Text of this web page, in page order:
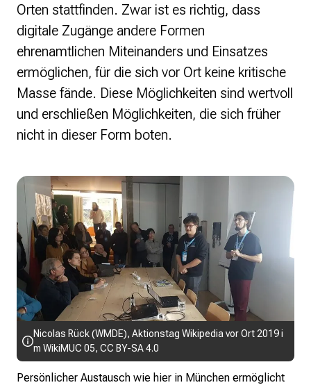
Orten stattfinden. Zwar ist es richtig, dass
digitale Zugänge andere Formen
ehrenamtlichen Miteinanders und Einsatzes
ermöglichen, für die sich vor Ort keine kritische
Masse fände. Diese Möglichkeiten sind wertvoll
und erschließen Möglichkeiten, die sich früher
nicht in dieser Form boten.
Nicolas Rück (WMDE), Aktionstag Wikipedia vor Ort 2019 i
m WikiMUC 05, CC BY-SA 4.0
Persönlicher Austausch wie hier in München ermöglicht